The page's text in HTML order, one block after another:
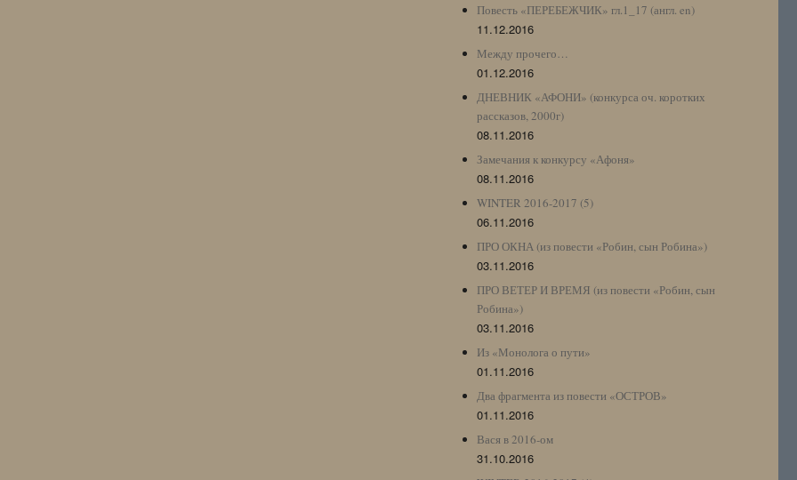
Повесть «ПЕРЕБЕЖЧИК» гл.1_17 (англ. en)
11.12.2016
Между прочего…
01.12.2016
ДНЕВНИК «АФОНИ» (конкурса оч. коротких
рассказов, 2000г)
08.11.2016
Замечания к конкурсу «Афоня»
08.11.2016
WINTER 2016-2017 (5)
06.11.2016
ПРО ОКНА (из повести «Робин, сын Робина»)
03.11.2016
ПРО ВЕТЕР И ВРЕМЯ (из повести «Робин, сын
Робина»)
03.11.2016
Из «Монолога о пути»
01.11.2016
Два фрагмента из повести «ОСТРОВ»
01.11.2016
Вася в 2016-ом
31.10.2016